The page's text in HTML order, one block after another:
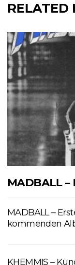
RELATED
MADBALL
MADBALL –
kommenden
KHEMMIS –